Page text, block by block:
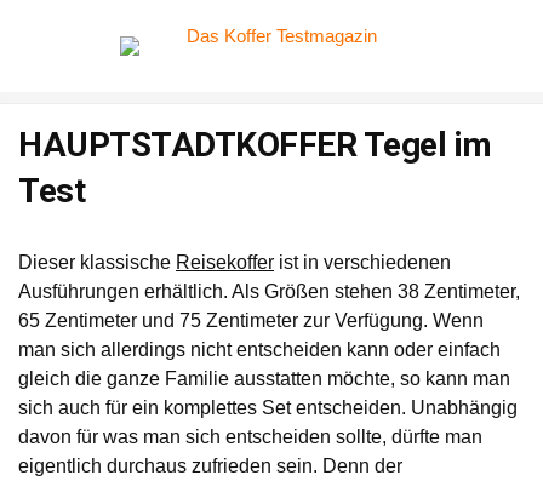
HAUPTSTADTKOFFER Tegel im
Test
Dieser klassische Reisekoffer ist in verschiedenen
Ausführungen erhältlich. Als Größen stehen 38 Zentimeter,
65 Zentimeter und 75 Zentimeter zur Verfügung. Wenn
man sich allerdings nicht entscheiden kann oder einfach
gleich die ganze Familie ausstatten möchte, so kann man
sich auch für ein komplettes Set entscheiden. Unabhängig
davon für was man sich entscheiden sollte, dürfte man
eigentlich durchaus zufrieden sein. Denn der